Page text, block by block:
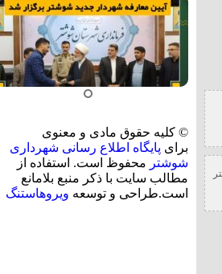
© کلیه حقوق مادی و معنوی
برای پایگاه اطلاع رسانی شهرداری
شوشتر محفوظ است. استفاده از
مطالب سایت با ذکر منبع بلامانع
است.طراحی و توسعه ویروهاستنگ